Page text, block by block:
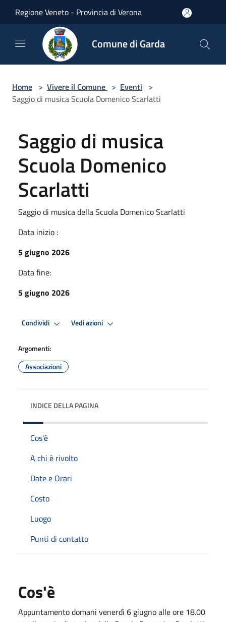
Regione Veneto - Provincia di Verona
Comune di Garda
Home > Vivere il Comune > Eventi >
Saggio di musica Scuola Domenico Scarlatti
Saggio di musica
Scuola Domenico
Scarlatti
Saggio di musica della Scuola Domenico Scarlatti
Data inizio :
5 giugno 2026
Data fine:
5 giugno 2026
Condividi Vedi azioni
Argomenti:
Associazioni
INDICE DELLA PAGINA
Cos'è
A chi è rivolto
Date e Orari
Costo
Luogo
Punti di contatto
Cos'è
Appuntamento domani venerdì 6 giugno alle ore 18.00